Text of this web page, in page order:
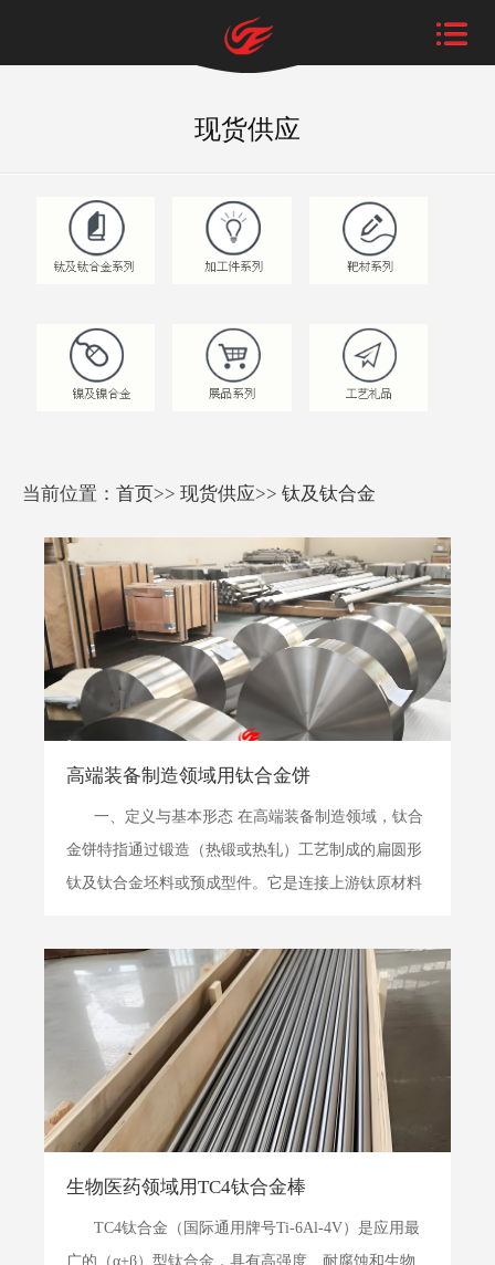
现货供应
当前位置： 首页>> 现货供应>> 钛及钛合金
高端装备制造领域用钛合金饼
一、定义与基本形态 在高端装备制造领域，钛合
金饼特指通过锻造（热锻或热轧）工艺制成的扁圆形
钛及钛合金坯料或预成型件。它是连接上游钛原材料
体等）的中间半成品形态。其主要几何特征为外径远
大于厚度（截面高度），常见的标准规格直径范围为
15...
生物医药领域用TC4钛合金棒
TC4钛合金（国际通用牌号Ti-6Al-4V）是应用最
广的（α+β）型钛合金，具有高强度、耐腐蚀和生物